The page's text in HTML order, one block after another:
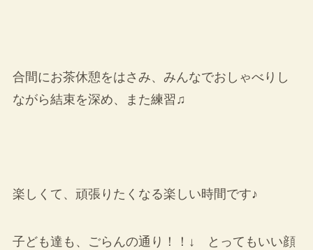
合間にお茶休憩をはさみ、みんなでおしゃべりし
ながら結束を深め、また練習♫
楽しくて、頑張りたくなる楽しい時間です♪
子ども達も、ごらんの通り！！↓ とってもいい顔